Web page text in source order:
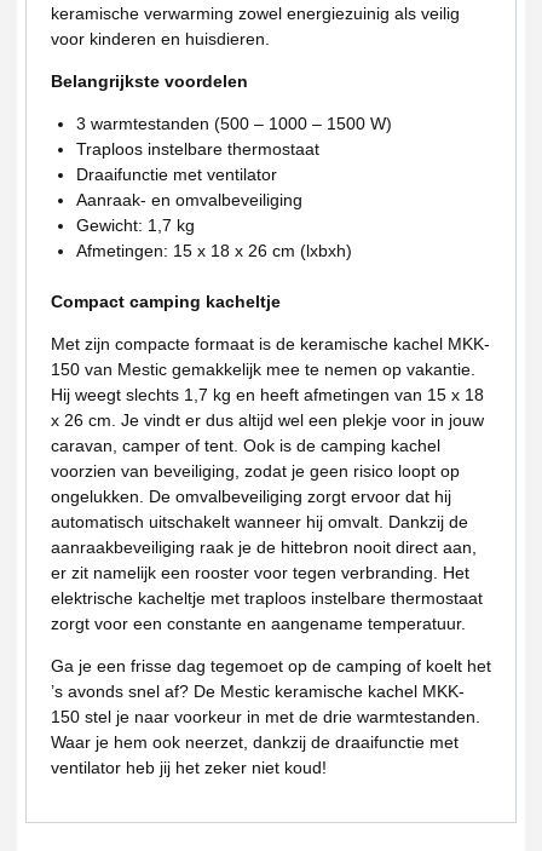
keramische verwarming zowel energiezuinig als veilig
voor kinderen en huisdieren.
Belangrijkste voordelen
3 warmtestanden (500 – 1000 – 1500 W)
Traploos instelbare thermostaat
Draaifunctie met ventilator
Aanraak- en omvalbeveiliging
Gewicht: 1,7 kg
Afmetingen: 15 x 18 x 26 cm (lxbxh)
Compact camping kacheltje
Met zijn compacte formaat is de keramische kachel MKK-
150 van Mestic gemakkelijk mee te nemen op vakantie.
Hij weegt slechts 1,7 kg en heeft afmetingen van 15 x 18
x 26 cm. Je vindt er dus altijd wel een plekje voor in jouw
caravan, camper of tent. Ook is de camping kachel
voorzien van beveiliging, zodat je geen risico loopt op
ongelukken. De omvalbeveiliging zorgt ervoor dat hij
automatisch uitschakelt wanneer hij omvalt. Dankzij de
aanraakbeveiliging raak je de hittebron nooit direct aan,
er zit namelijk een rooster voor tegen verbranding. Het
elektrische kacheltje met traploos instelbare thermostaat
zorgt voor een constante en aangename temperatuur.
Ga je een frisse dag tegemoet op de camping of koelt het
’s avonds snel af? De Mestic keramische kachel MKK-
150 stel je naar voorkeur in met de drie warmtestanden.
Waar je hem ook neerzet, dankzij de draaifunctie met
ventilator heb jij het zeker niet koud!